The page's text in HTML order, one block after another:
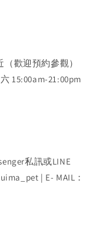
歡迎預約參觀）
15:00am-21:00pm
私訊或LINE
| E- MAIL：